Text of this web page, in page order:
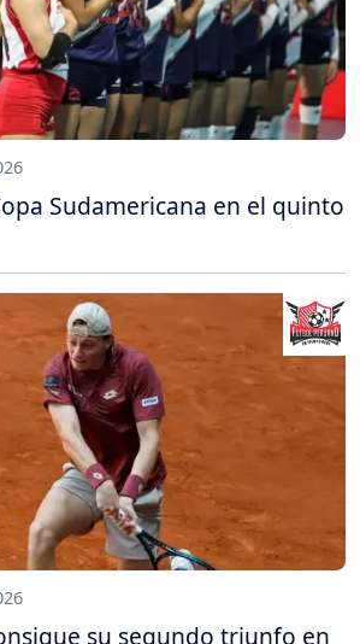
Sudamericana en el quinto
su segundo triunfo en